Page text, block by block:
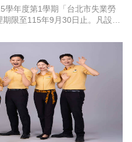
學年度第1學期「台北市失業勞
限至115年9月30日止。凡設籍